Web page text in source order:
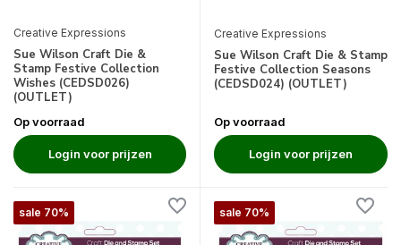
Creative Expressions
Sue Wilson Craft Die &
Stamp Festive Collection
Wishes (CEDSD026)
(OUTLET)
Op voorraad
Login voor prijzen
Creative Expressions
Sue Wilson Craft Die & Stamp
Festive Collection Seasons
(CEDSD024) (OUTLET)
Op voorraad
Login voor prijzen
sale 70% sale 70%